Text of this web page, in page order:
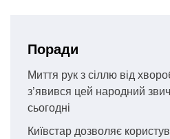
Поради
Миття рук з сіллю від
з’явився цей народний
сьогодні
Київстар дозволяє